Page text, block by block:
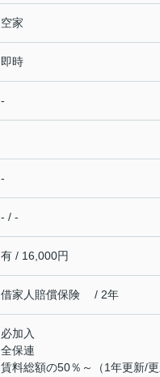
空家
即時
-
-
- / -
有 / 16,000円
借家人賠償保険 / 2年
必加入
全保連
賃料総額の50％～（1年更新/